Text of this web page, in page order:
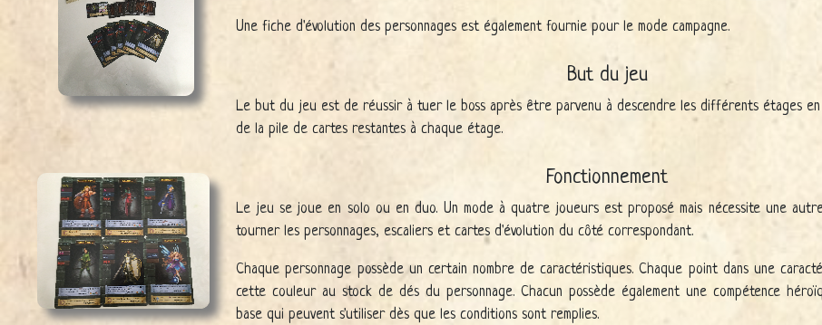
Une fiche d'évolution des personnages est également fournie pour le mode campagne.
But du jeu
Le but du jeu est de réussir à tuer le boss après être parvenu à descendre les différents étages
de la pile de cartes restantes à chaque étage.
Fonctionnement
Le jeu se joue en solo ou en duo. Un mode à quatre joueurs est proposé mais nécessite une
tourner les personnages, escaliers et cartes d'évolution du côté correspondant.
Chaque personnage possède un certain nombre de caractéristiques. Chaque point dans une
cette couleur au stock de dés du personnage. Chacun possède également une compétence
base qui peuvent s'utiliser dès que les conditions sont remplies.